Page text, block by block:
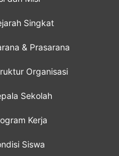
Singkat
& Prasarana
Organisasi
Sekolah
Kerja
Siswa